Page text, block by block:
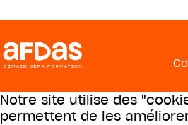
Notre site utilise des
permettent de les